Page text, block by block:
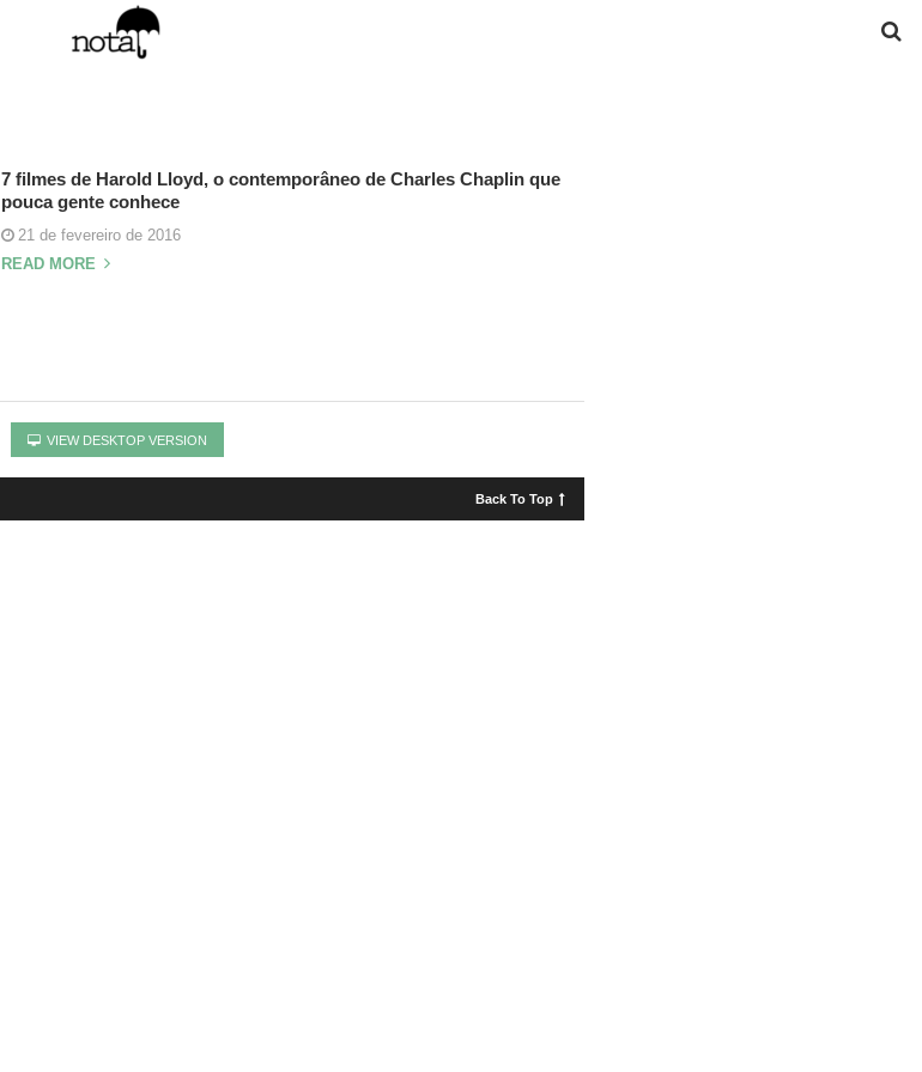
7 filmes de Harold Lloyd, o contemporâneo de Charles Chaplin que
pouca gente conhece
21 de fevereiro de 2016
READ MORE
VIEW DESKTOP VERSION
Back To Top